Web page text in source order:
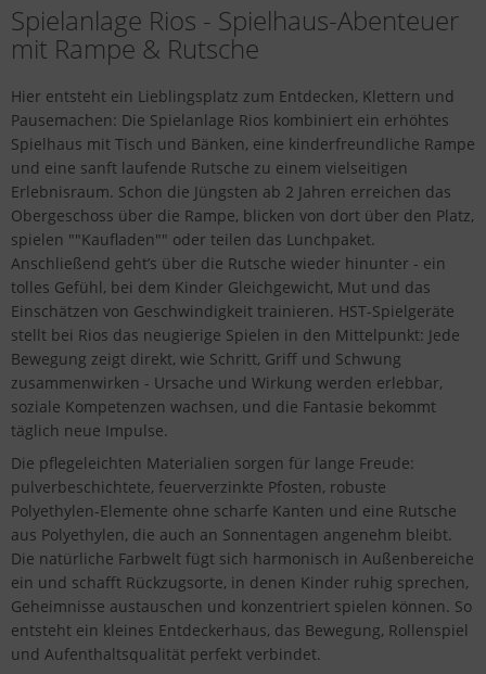
Spielanlage Rios - Spielhaus-Abenteuer
mit Rampe & Rutsche
Hier entsteht ein Lieblingsplatz zum Entdecken, Klettern und
Pausemachen: Die Spielanlage Rios kombiniert ein erhöhtes
Spielhaus mit Tisch und Bänken, eine kinderfreundliche Rampe
und eine sanft laufende Rutsche zu einem vielseitigen
Erlebnisraum. Schon die Jüngsten ab 2 Jahren erreichen das
Obergeschoss über die Rampe, blicken von dort über den Platz,
spielen ""Kaufladen"" oder teilen das Lunchpaket.
Anschließend geht’s über die Rutsche wieder hinunter - ein
tolles Gefühl, bei dem Kinder Gleichgewicht, Mut und das
Einschätzen von Geschwindigkeit trainieren. HST-Spielgeräte
stellt bei Rios das neugierige Spielen in den Mittelpunkt: Jede
Bewegung zeigt direkt, wie Schritt, Griff und Schwung
zusammenwirken - Ursache und Wirkung werden erlebbar,
soziale Kompetenzen wachsen, und die Fantasie bekommt
täglich neue Impulse.
Die pflegeleichten Materialien sorgen für lange Freude:
pulverbeschichtete, feuerverzinkte Pfosten, robuste
Polyethylen-Elemente ohne scharfe Kanten und eine Rutsche
aus Polyethylen, die auch an Sonnentagen angenehm bleibt.
Die natürliche Farbwelt fügt sich harmonisch in Außenbereiche
ein und schafft Rückzugsorte, in denen Kinder ruhig sprechen,
Geheimnisse austauschen und konzentriert spielen können. So
entsteht ein kleines Entdeckerhaus, das Bewegung, Rollenspiel
und Aufenthaltsqualität perfekt verbindet.